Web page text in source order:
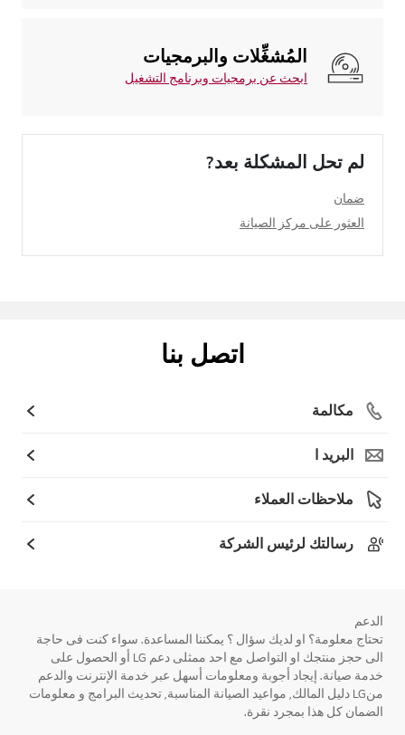
المُشغِّلات والبرمجيات
ابحث عن برمجيات وبرنامج التشغيل
لم تحل المشكلة بعد?
ضمان
العثور على مركز الصيانة
اتصل بنا
مكالمة
البريد ا
ملاحظات العملاء
رسالتك لرئيس الشركة
الدعم
تحتاج معلومة؟ او لديك سؤال ؟ يمكننا المساعدة. سواء كنت فى حاجة
الى حجز منتجك او التواصل مع احد ممثلى دعم LG أو الحصول على
خدمة صيانة. إيجاد أجوبة ومعلومات أسهل عبر خدمة الإنترنت والدعم
منLG دليل المالك, مواعيد الصيانة المناسبة, تحديث البرامج و معلومات
الضمان كل هذا بمجرد نقرة.